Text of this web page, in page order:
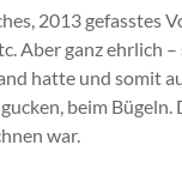
2013 gefasstes
Aber ganz ehrlich
hatte und somit
beim
war.